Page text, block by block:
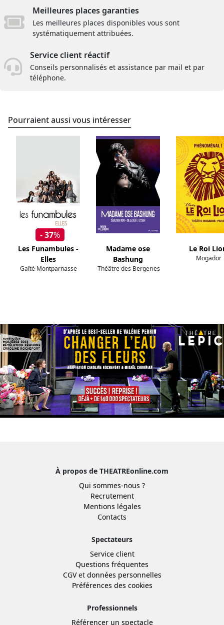
Meilleures places garanties
Les meilleures places disponibles vous sont
systématiquement attribuées.
Service client réactif
Conseils personnalisés et assistance par mail et par
téléphone.
Pourraient aussi vous intéresser
- 37%
Les Funambules -
Elles
Gaîté Montparnasse
Madame ose
Bashung
Théâtre des Bergeries
Le Roi
Mogador
À propos de THEATREonline.com
Qui sommes-nous ?
Recrutement
Mentions légales
Contacts
Spectateurs
Service client
Questions fréquentes
CGVet données personnelles
Préférences des cookies
Professionnels
Référencer un spectacle